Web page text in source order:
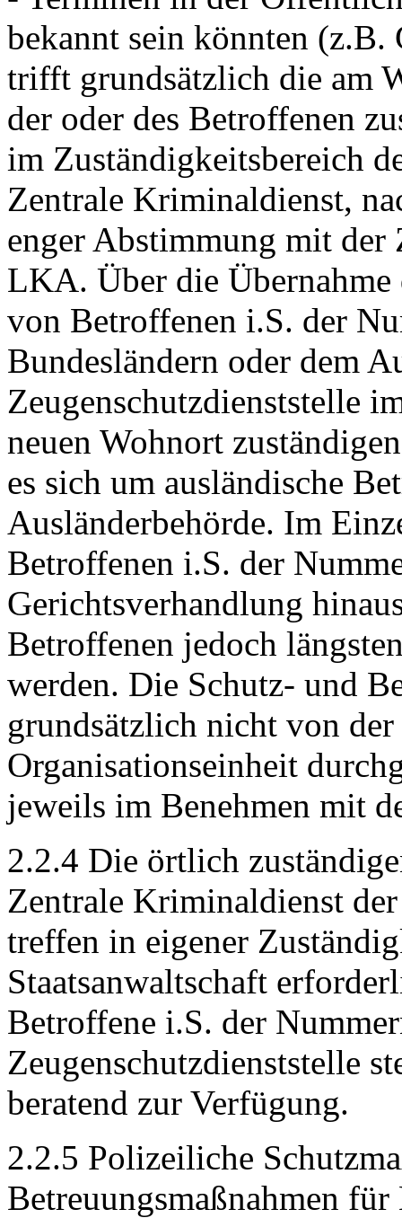
bekannt sein könnten (z.B.
trifft grundsätzlich die am
der oder des Betroffenen
im Zuständigkeitsbereich
Zentrale Kriminaldienst,
enger Abstimmung mit der
LKA. Über die Übernahme
von Betroffenen i.S. der
Bundesländern oder dem
Zeugenschutzdienststelle
neuen Wohnort
es sich um ausländische
Ausländerbehörde. Im
Betroffenen i.S. der
Gerichtsverhandlung
Betroffenen jedoch
werden. Die Schutz- und
grundsätzlich nicht von
Organisationseinheit
jeweils im Benehmen mit
2.2.4 Die örtlich
Zentrale Kriminaldienst
treffen in eigener
Staatsanwaltschaft
Betroffene i.S. der
Zeugenschutzdienststelle
beratend zur Verfügung.
2.2.5 Polizeiliche
Betreuungsmaßnahmen